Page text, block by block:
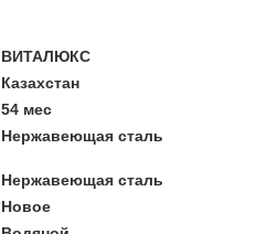
ВИТАЛЮКС
Казахстан
54 мес
Нержавеющая сталь
Нержавеющая сталь
Новое